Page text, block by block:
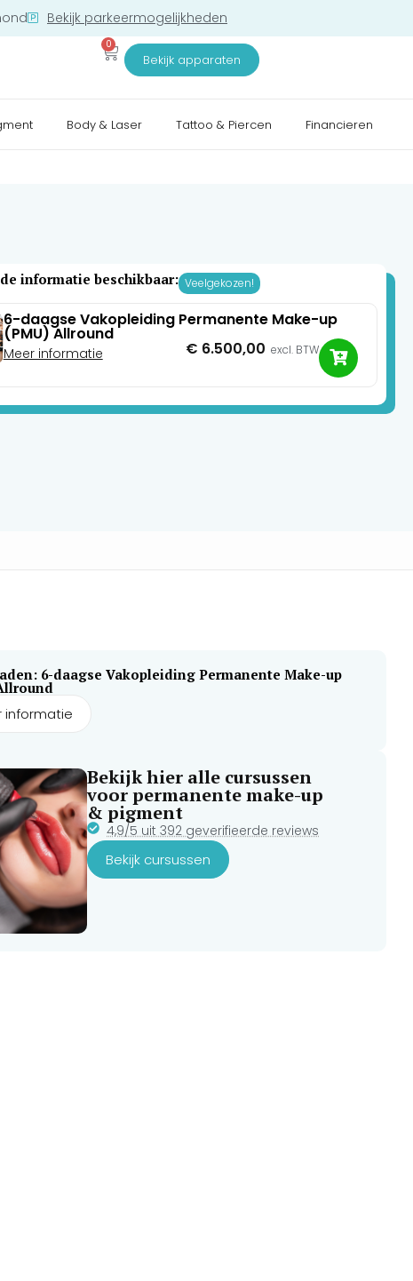
Bekijk parkeermogelijkheden
0
Bekijk apparaten
Body & Laser Tattoo & Piercen Financieren
informatie beschikbaar: Veelgekozen!
6-daagse Vakopleiding Permanente Make-up
(PMU) Allround
Meer informatie € 6.500,00 excl. BTW
6-daagse Vakopleiding Permanente Make-up
informatie
Bekijk hier alle cursussen
voor permanente make-up
& pigment
4,9/5 uit 392 geverifieerde reviews
Bekijk cursussen